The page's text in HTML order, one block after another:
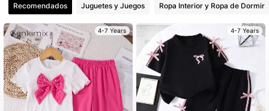
4.72 11K Seguidores
4.72 11K Seguidores
11K Seguidores
Recomendados Juguetes y Juegos Ropa Interior y Ropa de Dormir
4-7 Years 4-7 Years